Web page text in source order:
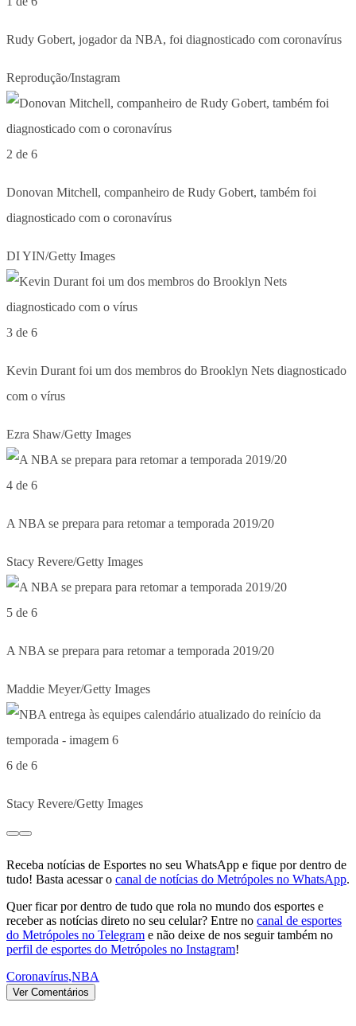
Rudy Gobert, jogador da NBA, foi diagnosticado com coronavírus
Reprodução/Instagram
2 de 6
Donovan Mitchell, companheiro de Rudy Gobert, também foi
diagnosticado com o coronavírus
DI YIN/Getty Images
3 de 6
Kevin Durant foi um dos membros do Brooklyn Nets diagnosticado
com o vírus
Ezra Shaw/Getty Images
4 de 6
A NBA se prepara para retomar a temporada 2019/20
Stacy Revere/Getty Images
5 de 6
A NBA se prepara para retomar a temporada 2019/20
Maddie Meyer/Getty Images
6 de 6
Stacy Revere/Getty Images
Receba notícias de Esportes no seu WhatsApp e fique por dentro de
tudo! Basta acessar o canal de notícias do Metrópoles no WhatsApp.
Quer ficar por dentro de tudo que rola no mundo dos esportes e
receber as notícias direto no seu celular? Entre no canal de esportes
do Metrópoles no Telegram e não deixe de nos seguir também no
perfil de esportes do Metrópoles no Instagram!
Coronavírus,NBA
Ver Comentários